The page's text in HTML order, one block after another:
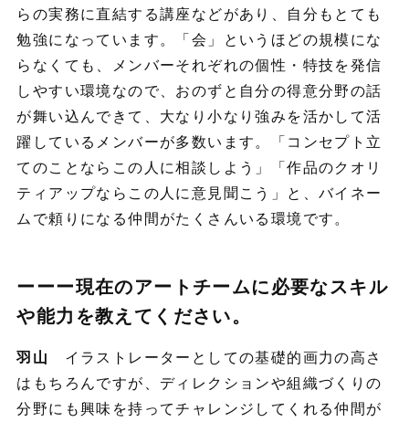
らの実務に直結する講座などがあり、自分もとても
勉強になっています。「会」というほどの規模にな
らなくても、メンバーそれぞれの個性・特技を発信
しやすい環境なので、おのずと自分の得意分野の話
が舞い込んできて、大なり小なり強みを活かして活
躍しているメンバーが多数います。「コンセプト立
てのことならこの人に相談しよう」「作品のクオリ
ティアップならこの人に意見聞こう」と、バイネー
ムで頼りになる仲間がたくさんいる環境です。
ーーー現在のアートチームに必要なスキル
や能力を教えてください。
羽山 イラストレーターとしての基礎的画力の高さ
はもちろんですが、ディレクションや組織づくりの
分野にも興味を持ってチャレンジしてくれる仲間が